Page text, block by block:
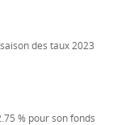
des taux 2023
% pour son fonds